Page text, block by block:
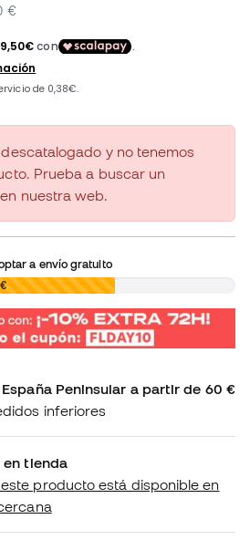
€
y no tenemos
Prueba a buscar un
nuestra web.
a envío gratuito
Peninsular a partir de 60 €
inferiores
tienda
producto está disponible en